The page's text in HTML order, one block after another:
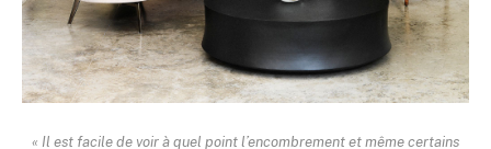
« Il est facile de voir à quel point l’encombrement et même certains